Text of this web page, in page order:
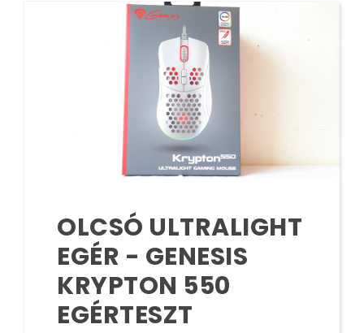
OLCSÓ ULTRALIGHT
EGÉR - GENESIS
KRYPTON 550
EGÉRTESZT